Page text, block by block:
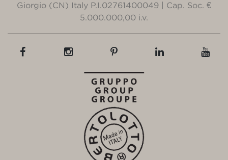
Giorgio (CN) Italy P.I.02761400049 | Cap. Soc. €
5.000.000,00 i.v.